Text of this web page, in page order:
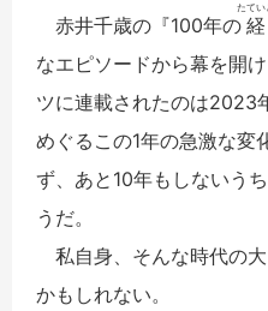
赤井千歳の『100年の 経
たてい
なエピソードから幕を開
ツに連載されたのは2023
めぐるこの1年の急激な変
ず、あと10年もしないう
うだ。
私自身、そんな時代の
かもしれない。